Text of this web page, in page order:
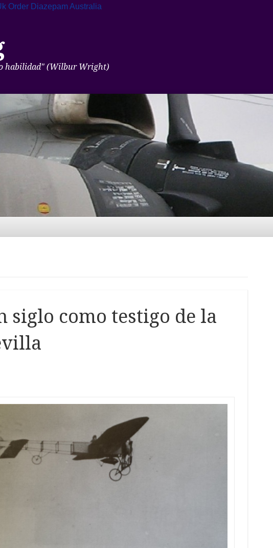
Order Diazepam Australia
habilidad" (Wilbur Wright)
siglo como testigo de la